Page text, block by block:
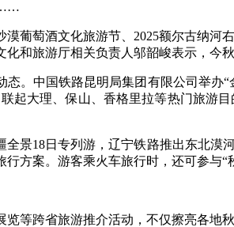
……
葡萄酒文化旅游节、2025额尔古纳河
化和旅游厅相关负责人邬韶峻表示，今
中国铁路昆明局集团有限公司举办“
起大理、保山、香格里拉等热门旅游
18日专列游，辽宁铁路推出东北漠河
行方案。游客乘火车旅行时，还可参与
跨省旅游推介活动，不仅擦亮各地秋